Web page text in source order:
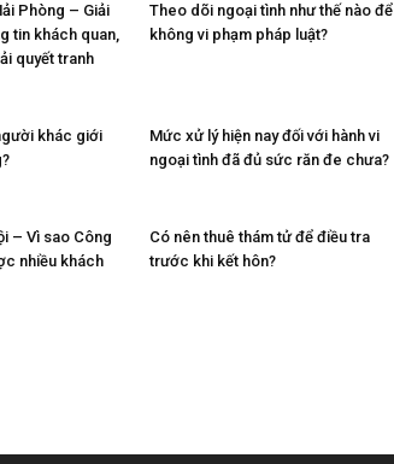
Phòng – Giải
tin khách quan,
quyết tranh
Theo dõi ngoại tình như thế nào để
không vi phạm pháp luật?
khác giới
Mức xử lý hiện nay đối với hành vi
ngoại tình đã đủ sức răn đe chưa?
– Vì sao Công
nhiều khách
Có nên thuê thám tử để điều tra
trước khi kết hôn?